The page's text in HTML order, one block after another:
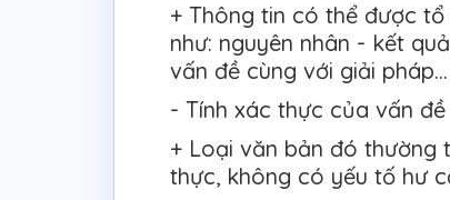
+ Thông tin có thể được
như: nguyên nhân - kết
vấn đề cùng với giải pháp…
- Tính xác thực của vấn
+ Loại văn bản đó thường
thực, không có yếu tố hư